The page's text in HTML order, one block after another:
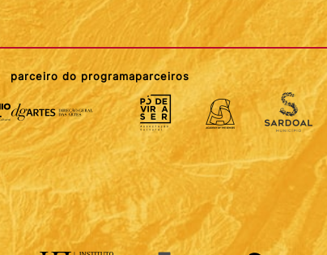
parceiro do programaparceiros